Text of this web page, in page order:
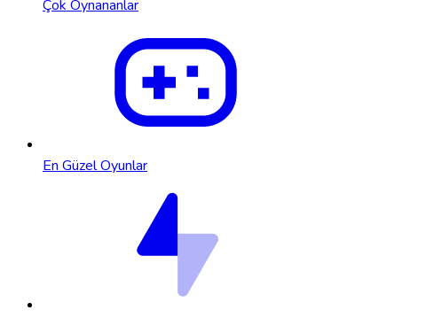
Çok Oynananlar
En Güzel Oyunlar